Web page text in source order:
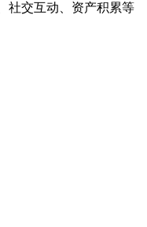
社交互动、资产积累等